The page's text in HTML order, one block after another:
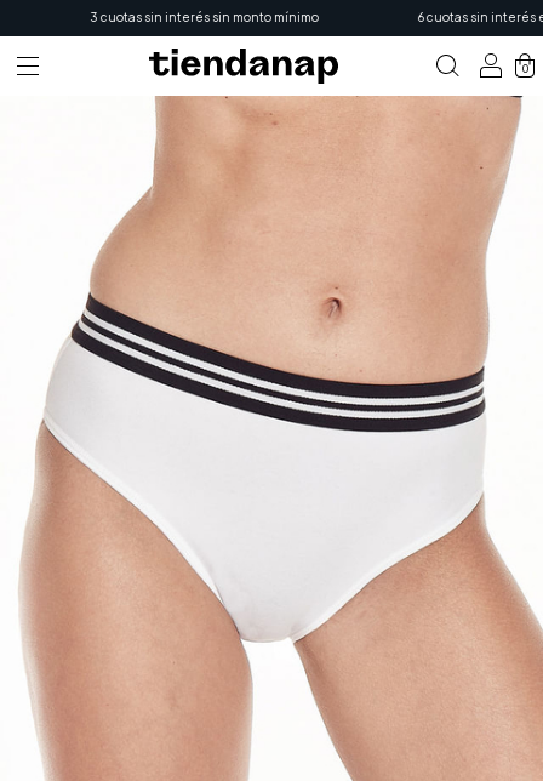
3 cuotas sin interés sin monto mínimo 6 cuotas sin interés en
0